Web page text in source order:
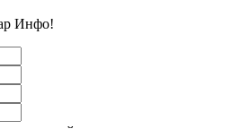
Инфо!